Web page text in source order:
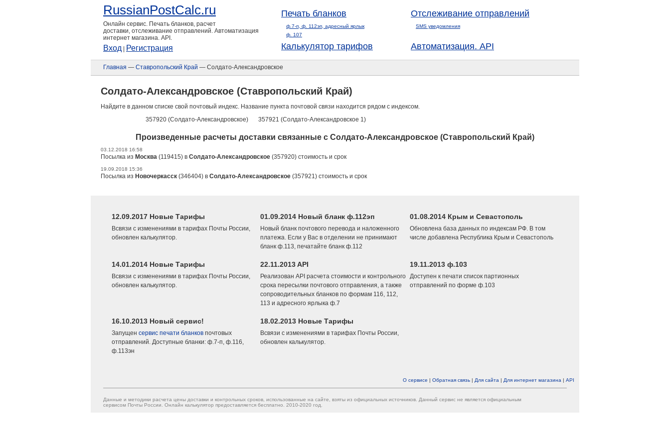
RussianPostCalc.ru
Онлайн сервис. Печать бланков, расчет
доставки, отслеживание отправлений. Автоматизация
интернет магазина. API.
Вход Регистрация
Печать бланков
ф.7-п, ф. 112эп, адресный ярлык
ф. 107
Отслеживание отправлений
SMS уведомления
Калькулятор тарифов Автоматизация. API
Главная — Ставропольский Край — Солдато-Александровское
Солдато-Александровское (Ставропольский Край)
Найдите в данном списке свой почтовый индекс. Название пункта почтовой связи находится рядом с индексом.
357920 (Солдато-Александровское)
357921 (Солдато-Александровское 1)
Произведенные расчеты доставки связанные с Солдато-Александровское (Ставропольский Край)
03.12.2018 16:58
Посылка из Москва (119415) в Солдато-Александровское (357920) стоимость и срок
19.09.2018 15:36
Посылка из Новочеркасск (346404) в Солдато-Александровское (357921) стоимость и срок
12.09.2017 Новые Тарифы
Всвязи с изменениями в тарифах Почты России,
обновлен калькулятор.
01.09.2014 Новый бланк ф.112эп
Новый бланк почтового перевода и наложенного
платежа. Если у Вас в отделении не принимают
бланк ф.113, печатайте бланк ф.112
01.08.2014 Крым и Севастополь
Обновлена база данных по индексам РФ. В том
числе добавлена Республика Крым и Севастополь
14.01.2014 Новые Тарифы
Всвязи с изменениями в тарифах Почты России,
обновлен калькулятор.
22.11.2013 API
Реализован API расчета стоимости и контрольного
срока пересылки почтового отправления, а также
сопроводительных бланков по формам 116, 112,
113 и адресного ярлыка ф.7
19.11.2013 ф.103
Доступен к печати список партионных
отправлений по форме ф.103
16.10.2013 Новый сервис!
Запущен сервис печати бланков почтовых
отправлений. Доступные бланки: ф.7-п, ф.116,
ф.113эн
18.02.2013 Новые Тарифы
Всвязи с изменениями в тарифах Почты России,
обновлен калькулятор.
О сервисе | Обратная связь | Для сайта | Для интернет магазина | API
Данные и методики расчета цены доставки и контрольных сроков, использованные на сайте, взяты из официальных источников. Данный сервис не является официальным
сервисом Почты России. Онлайн калькулятор предоставляется бесплатно. 2010-2020 год.